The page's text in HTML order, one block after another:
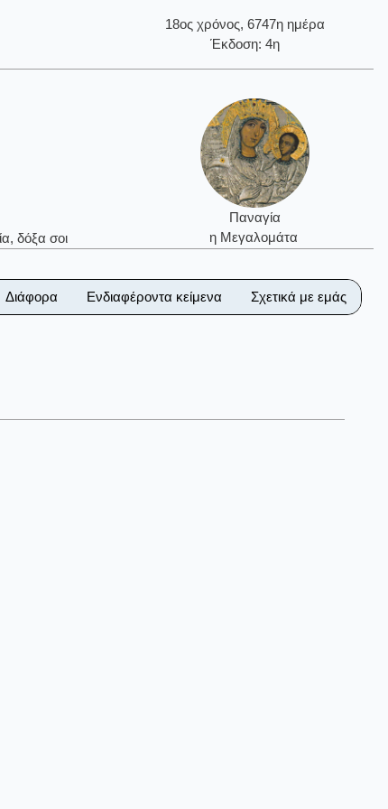
18ος χρόνος, 6747η ημέρα
Έκδοση: 4η
δόξα σοι
Παναγία
η Μεγαλομάτα
Διάφορα Ενδιαφέροντα κείμενα Σχετικά με εμάς